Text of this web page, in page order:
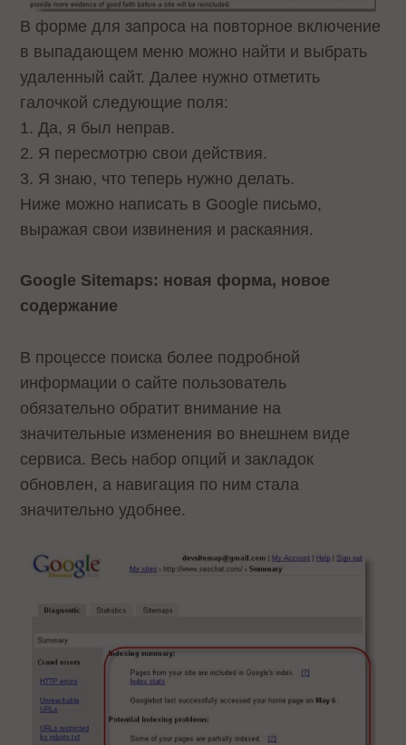
В форме для запроса на повторное включение
в выпадающем меню можно найти и выбрать
удаленный сайт. Далее нужно отметить
галочкой следующие поля:
1. Да, я был неправ.
2. Я пересмотрю свои действия.
3. Я знаю, что теперь нужно делать.
Ниже можно написать в Google письмо,
выражая свои извинения и раскаяния.
Google Sitemaps: новая форма, новое
содержание
В процессе поиска более подробной
информации о сайте пользователь
обязательно обратит внимание на
значительные изменения во внешнем виде
сервиса. Весь набор опций и закладок
обновлен, а навигация по ним стала
значительно удобнее.